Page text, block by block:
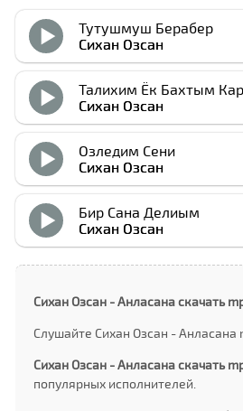
Тутушмуш Берабер
Cихан Озcан
Талихим Ёк Бахтым
Cихан Озcан
Озледим Сени
Cихан Озcан
Бир Сана Делиым
Cихан Озcан
Cихан Озcан - Анласана скачать
Слушайте Cихан Озcан - Анласана
Cихан Озcан - Анласана скачать
популярных исполнителей.